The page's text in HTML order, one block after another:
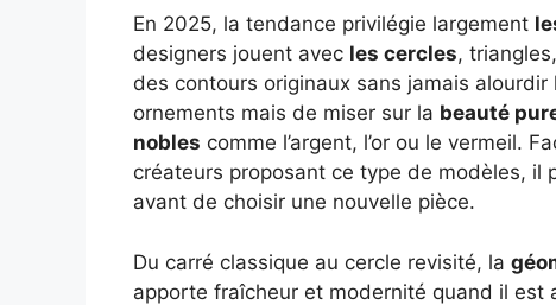
En 2025, la tendance privilégie largement
designers jouent avec les cercles, triangles,
des contours originaux sans jamais alourdir
ornements mais de miser sur la beauté
nobles comme l’argent, l’or ou le vermeil.
créateurs proposant ce type de modèles, il
avant de choisir une nouvelle pièce.
Du carré classique au cercle revisité, la
apporte fraîcheur et modernité quand il est